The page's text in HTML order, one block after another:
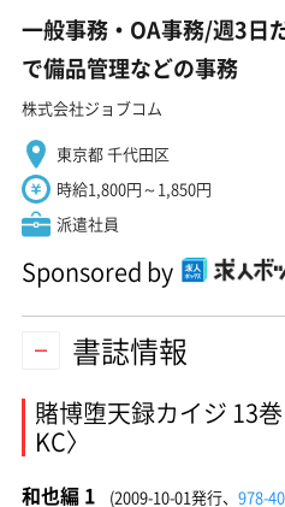
一般事務・OA事務/週3日
で備品管理などの事務
株式会社ジョブコム
東京都 千代田区
時給1,800円～1,850円
派遣社員
Sponsored by
書誌情報
賭博堕天録カイジ 13
KC〉
和也編 1 (2009-10-01発行、 978-